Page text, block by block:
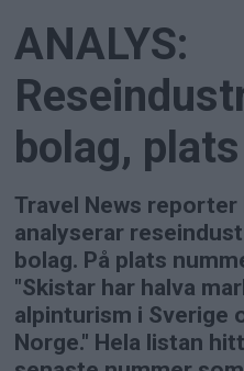
ANALYS:
bolag,
Travel News
analyserar
bolag. På plats
"Skistar har halva
alpinturism i Sverige
Norge." Hela listan